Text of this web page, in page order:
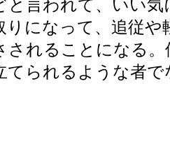
と言われて、いい
りになって、追従
されることになる
てられるような者